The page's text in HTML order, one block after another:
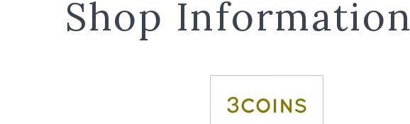
Shop Information